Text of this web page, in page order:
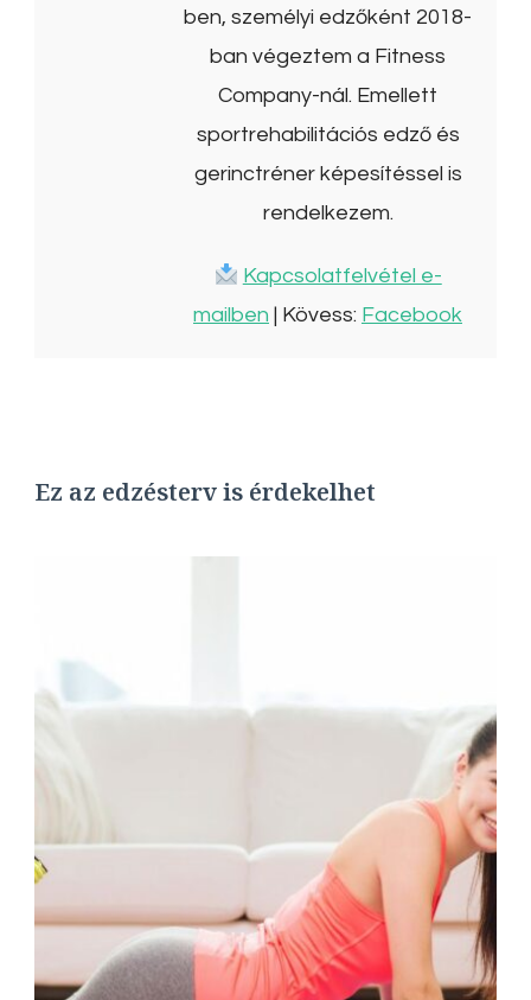
ben, személyi edzőként 2018-
ban végeztem a Fitness
Company-nál. Emellett
sportrehabilitációs edző és
gerinctréner képesítéssel is
rendelkezem.
Kapcsolatfelvétel e-
mailben | Kövess: Facebook
Ez az edzésterv is érdekelhet